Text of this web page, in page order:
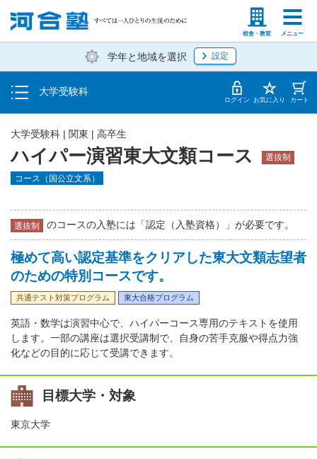
校舎・教室 メニュー
塾生の方 高等学校の先生
学年と地域を選択 設定
大学受験科
入塾説明会・個別相談
学費・入塾手続き方法
入塾から授業開始までのスケジュール ログイン お気に入り カート
ハイパー演習東大文類コース 選抜制
大学受験科 | 関東 | 高卒生
コース（国公立文系）
選抜制 のコースの入塾には「認定（入塾資格）」が必要です。
極めて高い認定基準をクリアした東大文類志望者
のための特別コースです。
共通テスト対策プログラム 東大合格プログラム
英語・数学は演習中心で、ハイパーコース専用のテキストを使用
します。一部の講座は選択受講制で、自身の苦手克服や得点力強
化などの目的に応じて受講できます。
目標大学・対象
東京大学